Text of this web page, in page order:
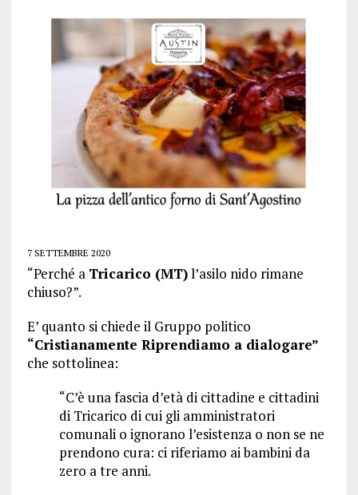
7 SETTEMBRE 2020
“Perché a Tricarico (MT)l’asilo nido rimane
chiuso?”.
E’ quanto si chiede il Gruppo politico
“Cristianamente Riprendiamo a dialogare”
che sottolinea:
“C’è una fascia d’età di cittadine e cittadini
di Tricarico di cui gli amministratori
comunali o ignorano l’esistenza o non se ne
prendono cura: ci riferiamo ai bambini da
zero a tre anni.